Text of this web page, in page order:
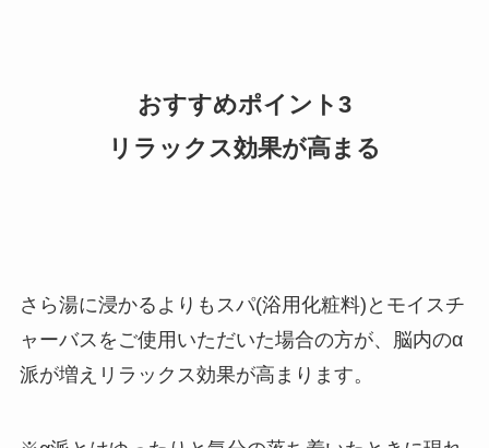
おすすめポイント3
リラックス効果が高まる
さら湯に浸かるよりもスパ(浴用化粧料)とモイスチ
ャーバスをご使用いただいた場合の方が、脳内のα
派が増えリラックス効果が高まります。